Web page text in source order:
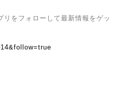
リをフォローして最新情報をゲッ